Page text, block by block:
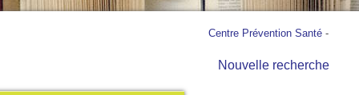
Centre Prévention Santé -
Nouvelle recherche